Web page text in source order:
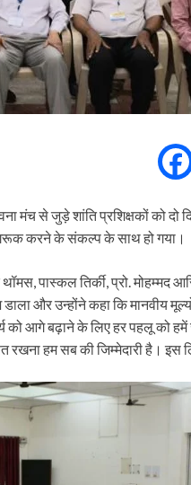
मंच से जुड़े शांति प्रशिक्षकों को दो
करने के संकल्प के साथ हो गया।
पास्कल तिर्की, प्रो. मोहम्मद
और उन्होंने कहा कि मानवीय
को आगे बढ़ाने के लिए हर पहलू को
रखना हम सब की जिम्मेदारी है। इस